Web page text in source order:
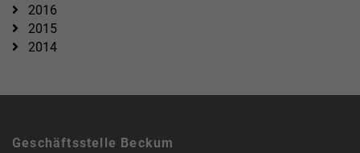
2016
2015
2014
Geschäftsstelle Beckum